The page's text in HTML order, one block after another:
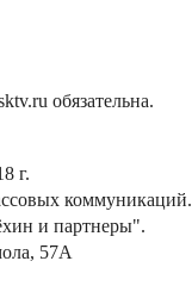
обязательна.
г.
коммуникаций.
и партнеры".
57А